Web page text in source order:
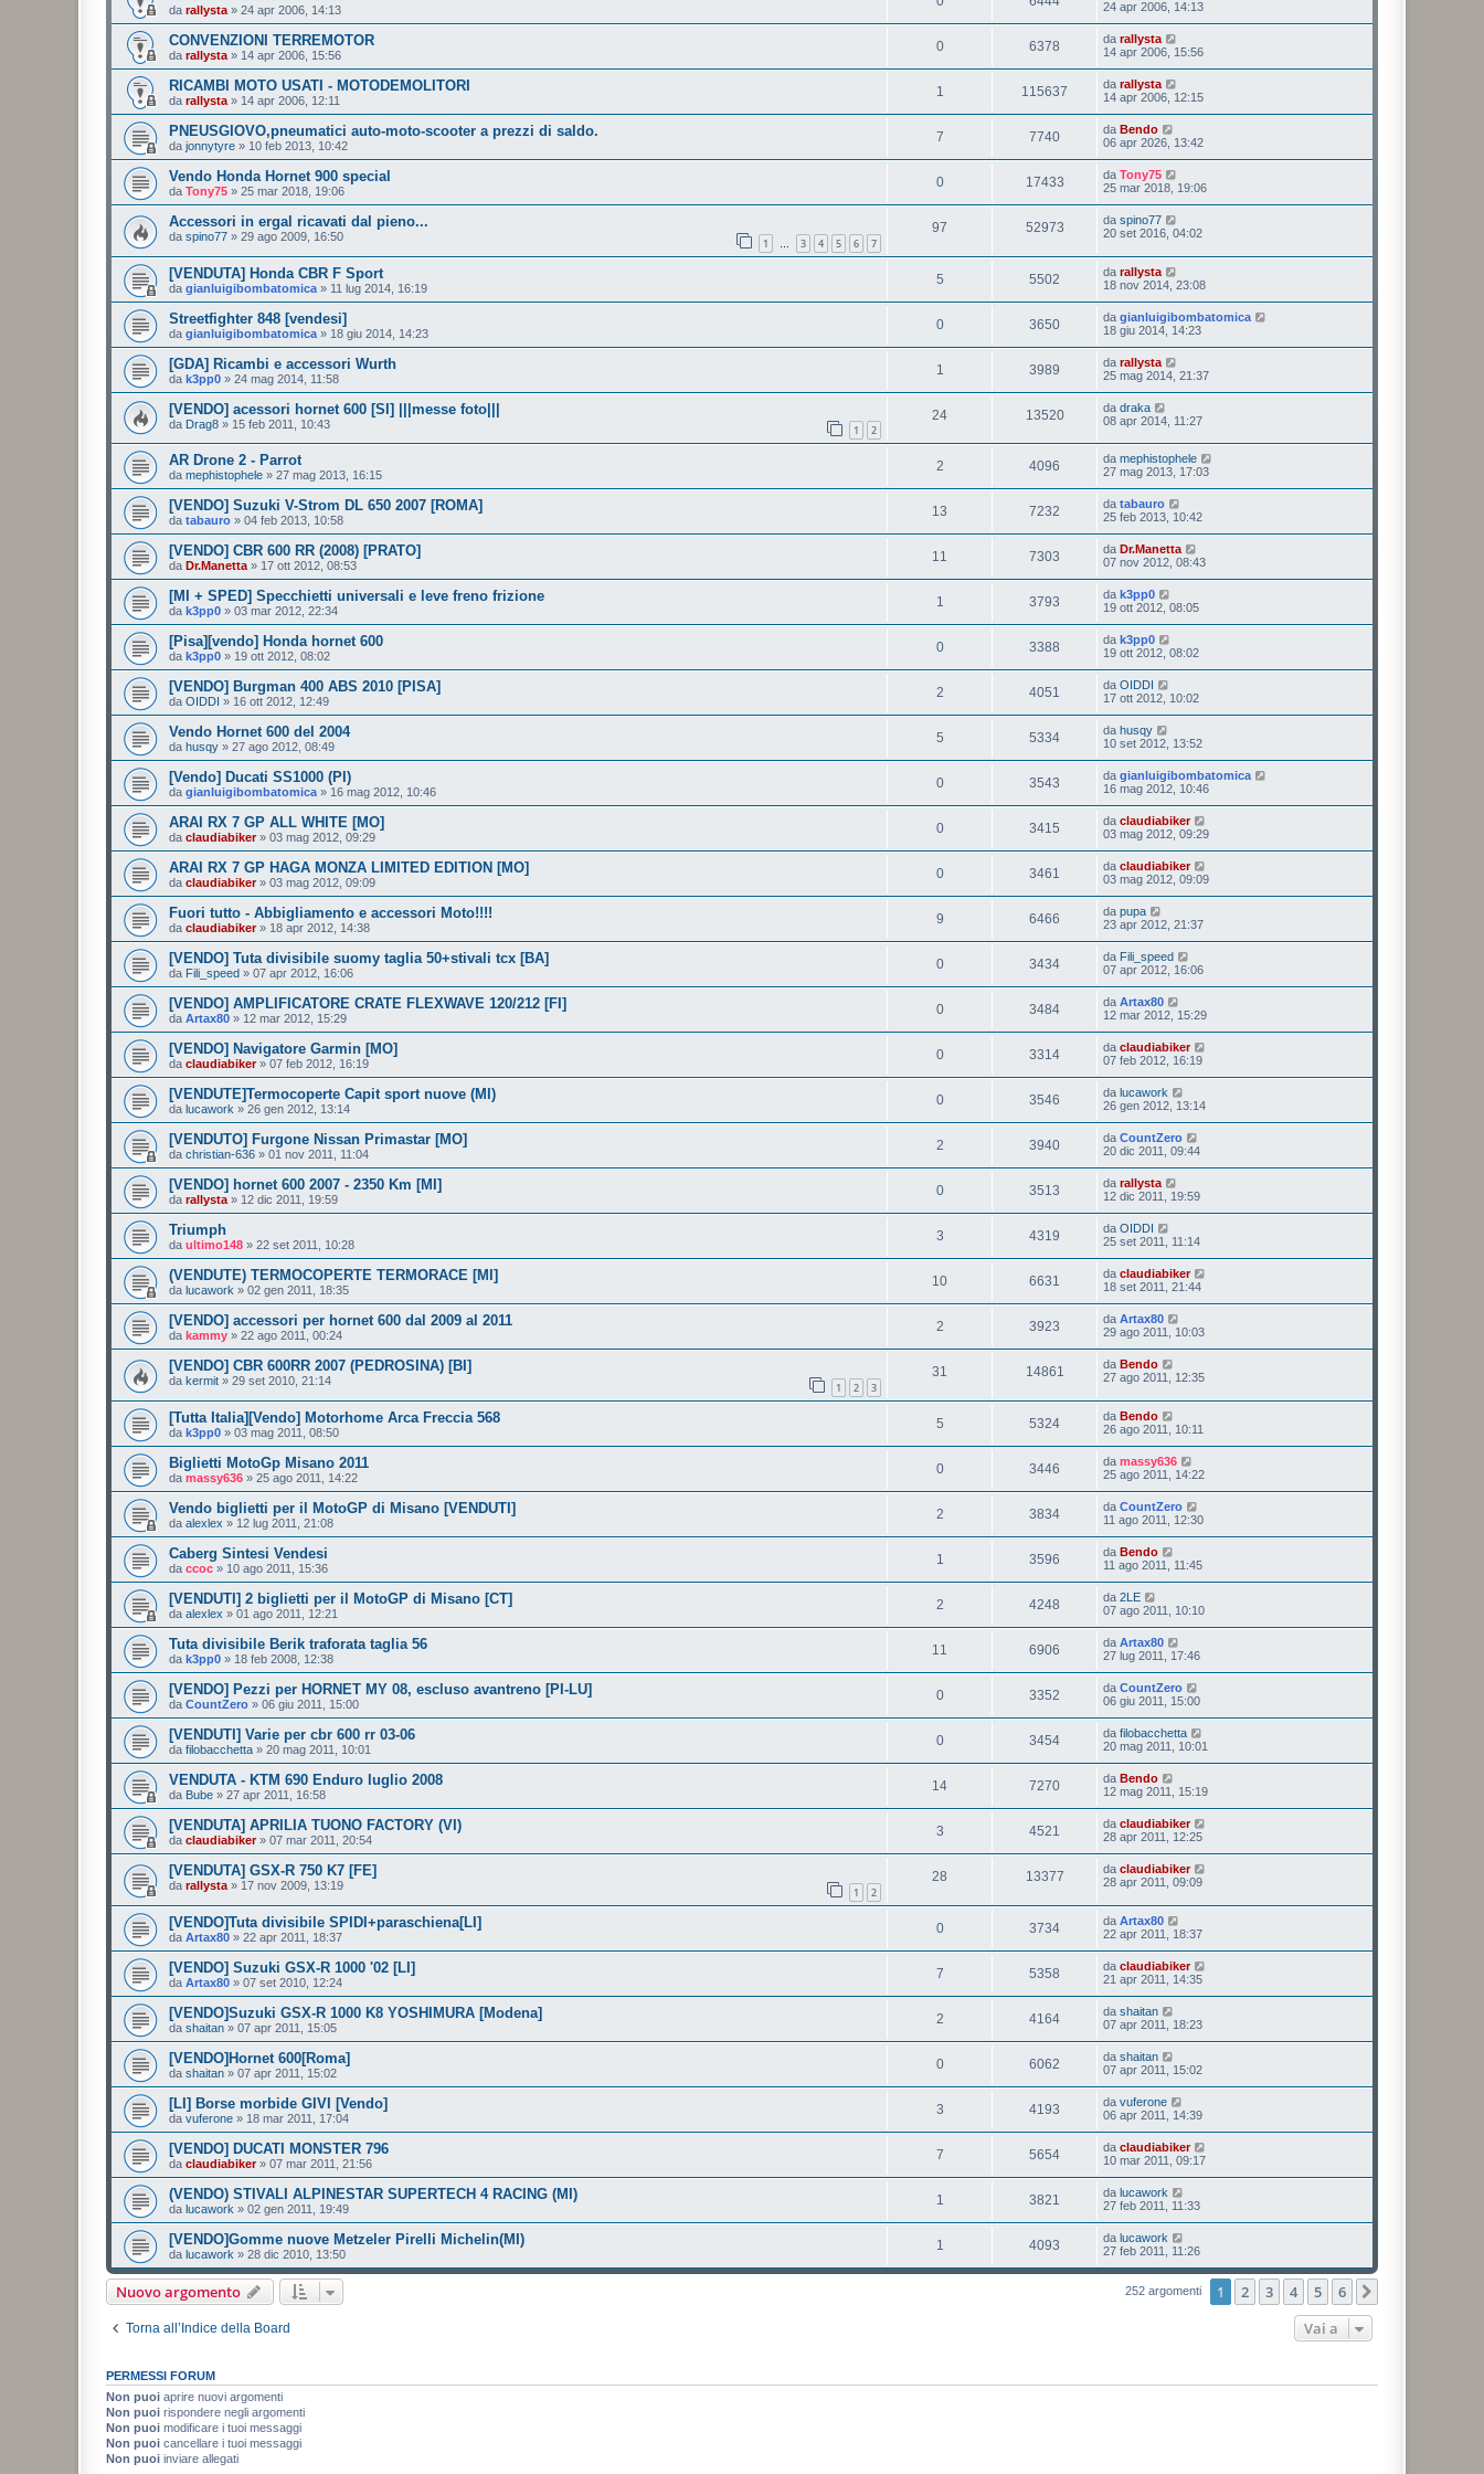
da rallysta » 24 apr 2006, 14:13
24 apr 2006, 14:13
CONVENZIONI TERREMOTOR
da rallysta » 14 apr 2006, 15:56
0 6378 da rallysta
14 apr 2006, 15:56
RICAMBI MOTO USATI - MOTODEMOLITORI
da rallysta » 14 apr 2006, 12:11
1 115637 da rallysta
14 apr 2006, 12:15
PNEUSGIOVO,pneumatici auto-moto-scooter a prezzi di saldo.
da jonnytyre » 10 feb 2013, 10:42
7 7740 da Bendo
06 apr 2026, 13:42
Vendo Honda Hornet 900 special
da Tony75 » 25 mar 2018, 19:06
0 17433 da Tony75
25 mar 2018, 19:06
Accessori in ergal ricavati dal pieno...
da spino77 » 29 ago 2009, 16:50 1 … 3 4 5 6 7
97 52973 da spino77
20 set 2016, 04:02
[VENDUTA] Honda CBR F Sport
da gianluigibombatomica » 11 lug 2014, 16:19
5 5502 da rallysta
18 nov 2014, 23:08
Streetfighter 848 [vendesi]
da gianluigibombatomica » 18 giu 2014, 14:23
0 3650 da gianluigibombatomica
18 giu 2014, 14:23
[GDA] Ricambi e accessori Wurth
da k3pp0 » 24 mag 2014, 11:58
1 3989 da rallysta
25 mag 2014, 21:37
[VENDO] acessori hornet 600 [SI] |||messe foto|||
da Drag8 » 15 feb 2011, 10:43 1 2
24 13520 da draka
08 apr 2014, 11:27
AR Drone 2 - Parrot
da mephistophele » 27 mag 2013, 16:15
2 4096 da mephistophele
27 mag 2013, 17:03
[VENDO] Suzuki V-Strom DL 650 2007 [ROMA]
da tabauro » 04 feb 2013, 10:58
13 7232 da tabauro
25 feb 2013, 10:42
[VENDO] CBR 600 RR (2008) [PRATO]
da Dr.Manetta » 17 ott 2012, 08:53
11 7303 da Dr.Manetta
07 nov 2012, 08:43
[MI + SPED] Specchietti universali e leve freno frizione
da k3pp0 » 03 mar 2012, 22:34
1 3793 da k3pp0
19 ott 2012, 08:05
[Pisa][vendo] Honda hornet 600
da k3pp0 » 19 ott 2012, 08:02
0 3388 da k3pp0
19 ott 2012, 08:02
[VENDO] Burgman 400 ABS 2010 [PISA]
da OIDDI » 16 ott 2012, 12:49
2 4051 da OIDDI
17 ott 2012, 10:02
Vendo Hornet 600 del 2004
da husqy » 27 ago 2012, 08:49
5 5334 da husqy
10 set 2012, 13:52
[Vendo] Ducati SS1000 (PI)
da gianluigibombatomica » 16 mag 2012, 10:46
0 3543 da gianluigibombatomica
16 mag 2012, 10:46
ARAI RX 7 GP ALL WHITE [MO]
da claudiabiker» 03 mag 2012, 09:29
0 3415 da claudiabiker
03 mag 2012, 09:29
ARAI RX 7 GP HAGA MONZA LIMITED EDITION [MO]
da claudiabiker» 03 mag 2012, 09:09
0 3461 da claudiabiker
03 mag 2012, 09:09
Fuori tutto - Abbigliamento e accessori Moto!!!!
da claudiabiker» 18 apr 2012, 14:38
9 6466 da pupa
23 apr 2012, 21:37
[VENDO] Tuta divisibile suomy taglia 50+stivali tcx [BA]
da Fili_speed » 07 apr 2012, 16:06
0 3434 da Fili_speed
07 apr 2012, 16:06
[VENDO] AMPLIFICATORE CRATE FLEXWAVE 120/212 [FI]
da Artax80 » 12 mar 2012, 15:29
0 3484 da Artax80
12 mar 2012, 15:29
[VENDO] Navigatore Garmin [MO]
da claudiabiker» 07 feb 2012, 16:19
0 3314 da claudiabiker
07 feb 2012, 16:19
[VENDUTE]Termocoperte Capit sport nuove (MI)
da lucawork » 26 gen 2012, 13:14
0 3546 da lucawork
26 gen 2012, 13:14
[VENDUTO] Furgone Nissan Primastar [MO]
da christian-636 » 01 nov 2011, 11:04
2 3940 da CountZero
20 dic 2011, 09:44
[VENDO] hornet 600 2007 - 2350 Km [MI]
da rallysta » 12 dic 2011, 19:59
0 3513 da rallysta
12 dic 2011, 19:59
Triumph
da ultimo148 » 22 set 2011, 10:28
3 4319 da OIDDI
25 set 2011, 11:14
(VENDUTE) TERMOCOPERTE TERMORACE [MI]
da lucawork » 02 gen 2011, 18:35
10 6631 da claudiabiker
18 set 2011, 21:44
[VENDO] accessori per hornet 600 dal 2009 al 2011
da kammy » 22 ago 2011, 00:24
2 3923 da Artax80
29 ago 2011, 10:03
[VENDO] CBR 600RR 2007 (PEDROSINA) [BI]
da kermit » 29 set 2010, 21:14 1 2 3
31 14861 da Bendo
27 ago 2011, 12:35
[Tutta Italia][Vendo] Motorhome Arca Freccia 568
da k3pp0 » 03 mag 2011, 08:50
5 5324 da Bendo
26 ago 2011, 10:11
Biglietti MotoGp Misano 2011
da massy636 » 25 ago 2011, 14:22
0 3446 da massy636
25 ago 2011, 14:22
Vendo biglietti per il MotoGP di Misano [VENDUTI]
da alexlex » 12 lug 2011, 21:08
2 3834 da CountZero
11 ago 2011, 12:30
Caberg Sintesi Vendesi
da ccoc » 10 ago 2011, 15:36
1 3596 da Bendo
11 ago 2011, 11:45
[VENDUTI] 2 biglietti per il MotoGP di Misano [CT]
da alexlex » 01 ago 2011, 12:21
2 4248 da 2LE
07 ago 2011, 10:10
Tuta divisibile Berik traforata taglia 56
da k3pp0 » 18 feb 2008, 12:38
11 6906 da Artax80
27 lug 2011, 17:46
[VENDO] Pezzi per HORNET MY 08, escluso avantreno [PI-LU]
da CountZero » 06 giu 2011, 15:00
0 3352 da CountZero
06 giu 2011, 15:00
[VENDUTI] Varie per cbr 600 rr 03-06
da filobacchetta » 20 mag 2011, 10:01
0 3454 da filobacchetta
20 mag 2011, 10:01
VENDUTA - KTM 690 Enduro luglio 2008
da Bube » 27 apr 2011, 16:58
14 7270 da Bendo
12 mag 2011, 15:19
[VENDUTA] APRILIA TUONO FACTORY (VI)
da claudiabiker» 07 mar 2011, 20:54
3 4521 da claudiabiker
28 apr 2011, 12:25
[VENDUTA] GSX-R 750 K7 [FE]
da rallysta » 17 nov 2009, 13:19 1 2
28 13377 da claudiabiker
28 apr 2011, 09:09
[VENDO]Tuta divisibile SPIDI+paraschiena[LI]
da Artax80 » 22 apr 2011, 18:37
0 3734 da Artax80
22 apr 2011, 18:37
[VENDO] Suzuki GSX-R 1000 '02 [LI]
da Artax80 » 07 set 2010, 12:24
7 5358 da claudiabiker
21 apr 2011, 14:35
[VENDO]Suzuki GSX-R 1000 K8 YOSHIMURA [Modena]
da shaitan » 07 apr 2011, 15:05
2 4164 da shaitan
07 apr 2011, 18:23
[VENDO]Hornet 600[Roma]
da shaitan » 07 apr 2011, 15:02
0 6062 da shaitan
07 apr 2011, 15:02
[LI] Borse morbide GIVI [Vendo]
da vuferone » 18 mar 2011, 17:04
3 4193 da vuferone
06 apr 2011, 14:39
[VENDO] DUCATI MONSTER 796
da claudiabiker» 07 mar 2011, 21:56
7 5654 da claudiabiker
10 mar 2011, 09:17
(VENDO) STIVALI ALPINESTAR SUPERTECH 4 RACING (MI)
da lucawork » 02 gen 2011, 19:49
1 3821 da lucawork
27 feb 2011, 11:33
[VENDO]Gomme nuove Metzeler Pirelli Michelin(MI)
da lucawork » 28 dic 2010, 13:50
1 4093 da lucawork
27 feb 2011, 11:26
Nuovo argomento 252 argomenti 1 2 3 4 5 6
Torna all’Indice della Board Vai a
PERMESSI FORUM
Non puoi aprire nuovi argomenti
Non puoi rispondere negli argomenti
Non puoi modificare i tuoi messaggi
Non puoi cancellare i tuoi messaggi
Non puoi inviare allegati